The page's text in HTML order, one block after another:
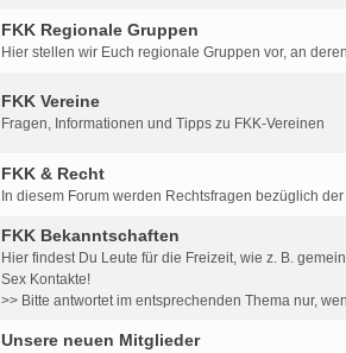
FKK Regionale Gruppen
Hier stellen wir Euch regionale Gruppen vor, an
FKK Vereine
Fragen, Informationen und Tipps zu FKK-Vereinen
FKK & Recht
In diesem Forum werden Rechtsfragen bezüglich
FKK Bekanntschaften
Hier findest Du Leute für die Freizeit, wie z. B.
Sex Kontakte!
>> Bitte antwortet im entsprechenden Thema nur,
Unsere neuen Mitglieder